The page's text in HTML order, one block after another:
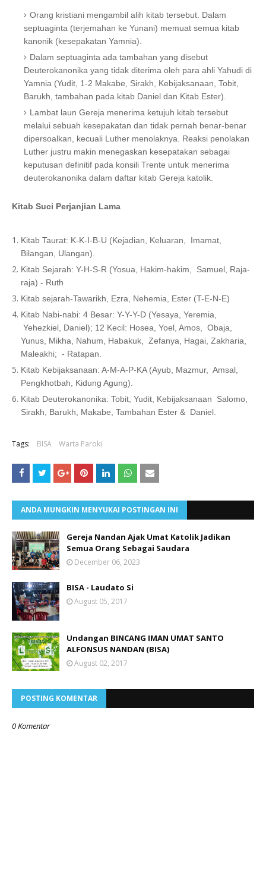
Orang kristiani mengambil alih kitab tersebut. Dalam
septuaginta (terjemahan ke Yunani) memuat semua kitab
kanonik (kesepakatan Yamnia).
Dalam septuaginta ada tambahan yang disebut
Deuterokanonika yang tidak diterima oleh para ahli Yahudi di
Yamnia (Yudit, 1-2 Makabe, Sirakh, Kebijaksanaan, Tobit,
Barukh, tambahan pada kitab Daniel dan Kitab Ester).
Lambat laun Gereja menerima ketujuh kitab tersebut
melalui sebuah kesepakatan dan tidak pernah benar-benar
dipersoalkan, kecuali Luther menolaknya. Reaksi penolakan
Luther justru makin menegaskan kesepatakan sebagai
keputusan definitif pada konsili Trente untuk menerima
deuterokanonika dalam daftar kitab Gereja katolik.
Kitab Suci Perjanjian Lama
Kitab Taurat: K-K-I-B-U (Kejadian, Keluaran,
Imamat,
Bilangan, Ulangan).
Kitab Sejarah: Y-H-S-R (Yosua, Hakim-hakim,
Samuel, Raja-
raja) - Ruth
Kitab sejarah-Tawarikh, Ezra, Nehemia, Ester (T-E-N-E)
Kitab Nabi-nabi: 4 Besar: Y-Y-Y-D (Yesaya, Yeremia,
Yehezkiel, Daniel); 12 Kecil: Hosea, Yoel, Amos,
Obaja,
Yunus, Mikha, Nahum, Habakuk,
Zefanya, Hagai, Zakharia,
Maleakhi; - Ratapan.
Kitab Kebijaksanaan: A-M-A-P-KA (Ayub, Mazmur,
Amsal,
Pengkhotbah, Kidung Agung).
Kitab Deuterokanonika: Tobit, Yudit, Kebijaksanaan
Salomo,
Sirakh, Barukh, Makabe, Tambahan Ester & Daniel.
Tags: BISA Warta Paroki
ANDA MUNGKIN MENYUKAI POSTINGAN INI
Gereja Nandan Ajak Umat Katolik Jadikan
Semua Orang Sebagai Saudara
December 06, 2023
BISA - Laudato Si
August 05, 2017
Undangan BINCANG IMAN UMAT SANTO
ALFONSUS NANDAN (BISA)
August 02, 2017
POSTING KOMENTAR
0 Komentar